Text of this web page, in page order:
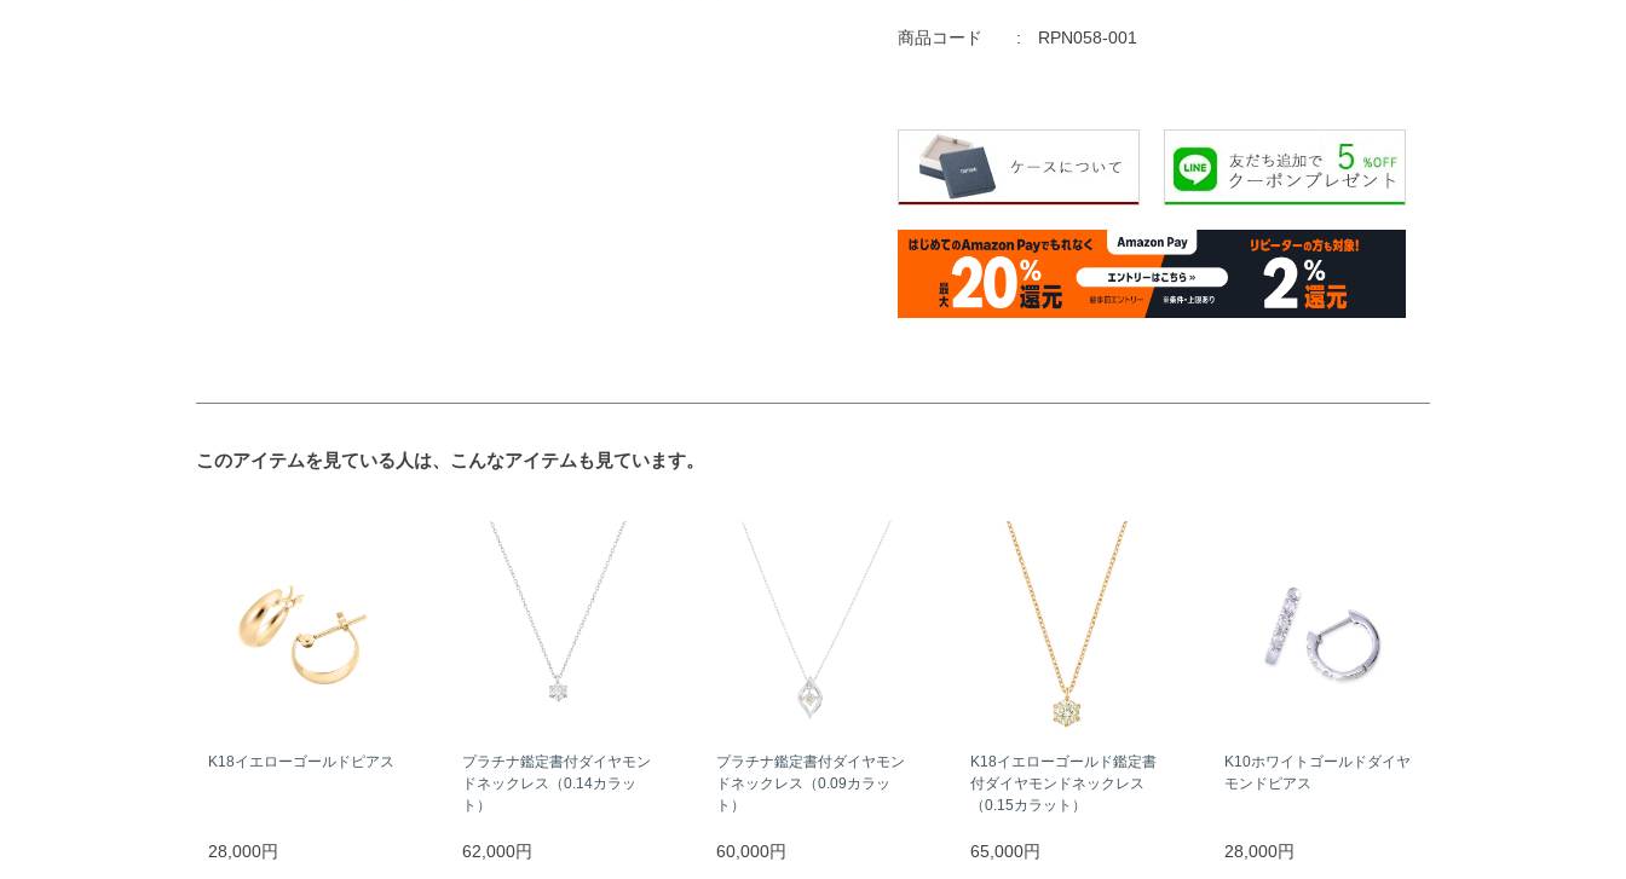
商品コード RPN058-001
このアイテムを見ている人は、こんなアイテムも見ています。
K18イエローゴールドピアス
28,000円
プラチナ鑑定書付ダイヤモン
ドネックレス（0.14カラッ
ト）
62,000円
プラチナ鑑定書付ダイヤモン
ドネックレス（0.09カラッ
ト）
60,000円
K18イエローゴールド鑑定書
付ダイヤモンドネックレス
（0.15カラット）
65,000円
K10ホワイトゴールドダイヤ
モンドピアス
28,000円